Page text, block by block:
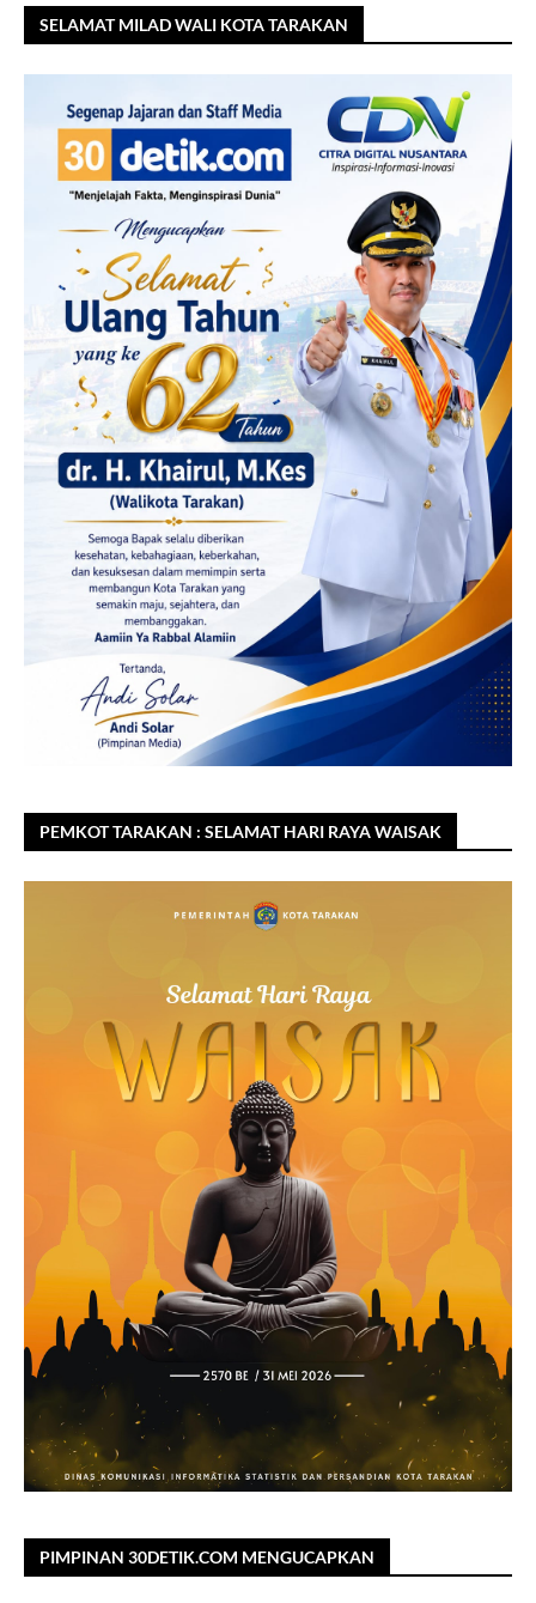
SELAMAT MILAD WALI KOTA TARAKAN
PEMKOT TARAKAN : SELAMAT HARI RAYA WAISAK
PIMPINAN 30DETIK.COM MENGUCAPKAN